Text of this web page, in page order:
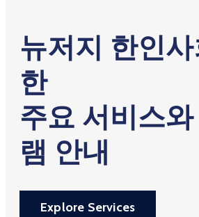
뉴저지 한인
한
주요 서비스
램 안내
Explore Services